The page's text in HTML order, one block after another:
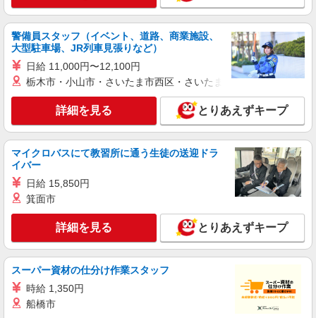
キープ 詳細を見る
株式会社kotrio /●FK-H-2011950
≪糸島市≫夜勤なし！未経験・ブランクOKの
時給1450円〜2062円 ＜日払い有/週払い有/交
通費全支給(ガソリン代含む)＞
福岡県糸島市 最寄り駅：美咲が丘駅
キープ 詳細を見る
派遣社員
株式会社kotrio /●FK-H-2012220
糸島市｜未経験でも大丈夫◎研修が手厚い有料
住宅の介護♪
時給1450円〜2062円 ＜日払い有/週払い有/交
福岡県糸島市 最寄り駅：美咲が丘駅
警備員スタッフ（イベント、道路、商業施設、
大型駐車場、JR列車見張りなど）
日給 11,000円〜12,100円
栃木市・小山市・さいたま市西区・さいたま市岩槻区・久喜市・
詳細を見る とりあえずキープ
マイクロバスにて教習所に通う生徒の送迎ドラ
イバー
日給 15,850円
箕面市
詳細を見る とりあえずキープ
スーパー資材の仕分け作業スタッフ
時給 1,350円
船橋市